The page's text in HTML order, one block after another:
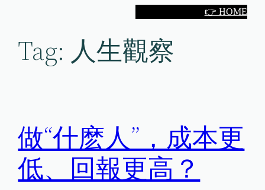
👉 HOME
Tag: 人生觀察
做“什麽人”，成本更
低、回報更高？